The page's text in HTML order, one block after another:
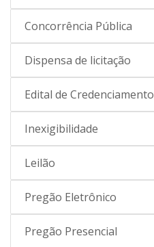
Concorrência Pública
Dispensa de licitação
Edital de Credenciamento
Inexigibilidade
Leilão
Pregão Eletrônico
Pregão Presencial